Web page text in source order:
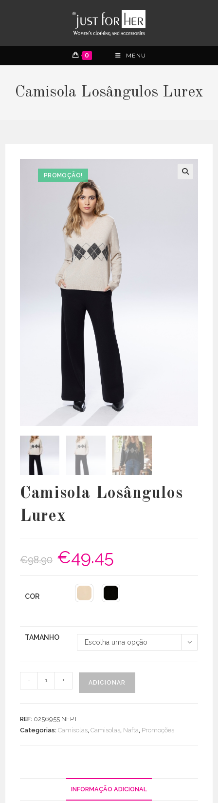
0 MENU
Camisola Losângulos Lurex
PROMOÇÃO!
Camisola Losângulos
Lurex
€98.90
O
preço
original
€49.45
COR
TAMANHO
Escolha uma opção
Quantidade
de
- + ADICIONAR
REF: 0256955 NFPT
Categorias:Camisolas,Camisolas, Nafta, Promoções
INFORMAÇÃO ADICIONAL